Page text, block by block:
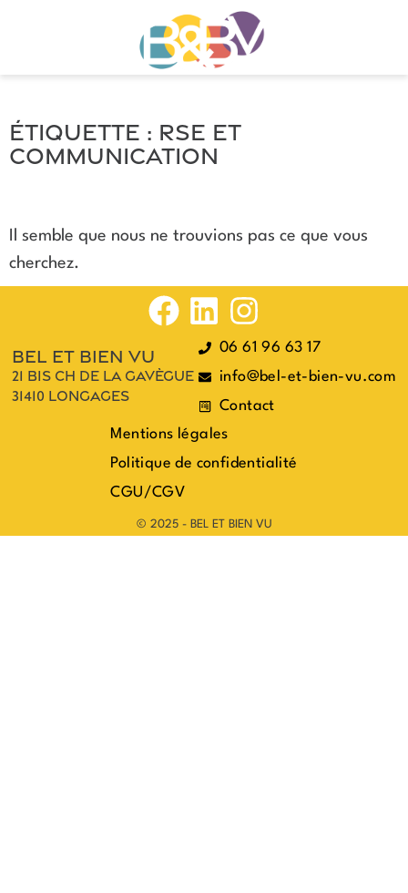
Étiquette : RSE et
communication
Il semble que nous ne trouvions pas ce que vous
cherchez.
bel et bien vu
21 bis ch de la gavègue
31410 longages
06 61 96 63 17
info@bel-et-bien-vu.com
Contact
Mentions légales
Politique de confidentialité
CGU/CGV
© 2025 - BEL ET BIEN VU